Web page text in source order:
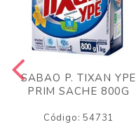
SABAO P. TIXAN YPE
PRIM SACHE 800G
Código: 54731